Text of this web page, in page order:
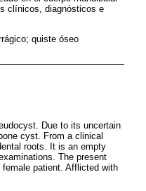
clínicos, diagnósticos e
quiste óseo
Due to its uncertain
cyst. From a clinical
roots. It is an empty
The present
patient. Afflicted with